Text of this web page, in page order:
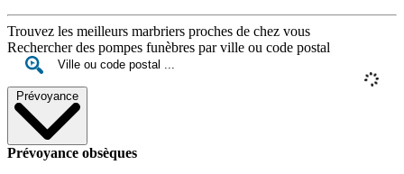
Trouvez les meilleurs marbriers proches de chez vous
Rechercher des pompes funèbres par ville ou code postal
Prévoyance
Prévoyance obsèques